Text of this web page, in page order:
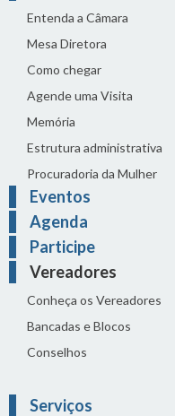
Entenda a Câmara
Mesa Diretora
Como chegar
Agende uma Visita
Memória
Estrutura administrativa
Procuradoria da Mulher
Eventos
Agenda
Participe
Vereadores
Conheça os Vereadores
Bancadas e Blocos
Conselhos
Serviços